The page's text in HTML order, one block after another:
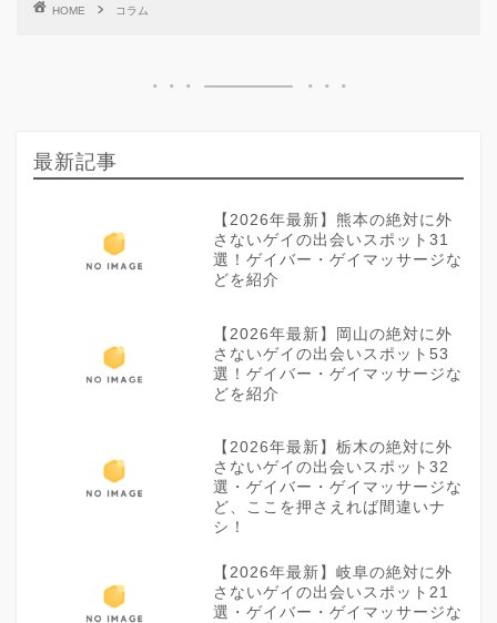
HOME コラム
最新記事
【2026年最新】熊本の絶対に外
さないゲイの出会いスポット31
選！ゲイバー・ゲイマッサージな
どを紹介
【2026年最新】岡山の絶対に外
さないゲイの出会いスポット53
選！ゲイバー・ゲイマッサージな
どを紹介
【2026年最新】栃木の絶対に外
さないゲイの出会いスポット32
選・ゲイバー・ゲイマッサージな
ど、ここを押さえれば間違いナ
シ！
【2026年最新】岐阜の絶対に外
さないゲイの出会いスポット21
選・ゲイバー・ゲイマッサージな